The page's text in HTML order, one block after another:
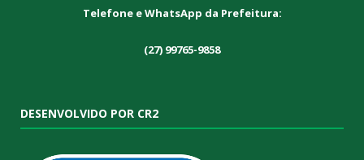
Telefone e WhatsApp da Prefeitura:
(27) 99765-9858
DESENVOLVIDO POR CR2